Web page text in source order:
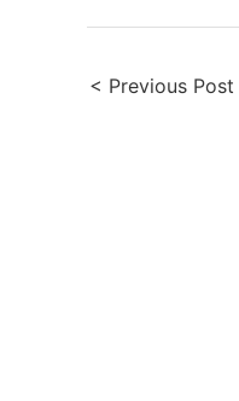
Post
< Previous Post